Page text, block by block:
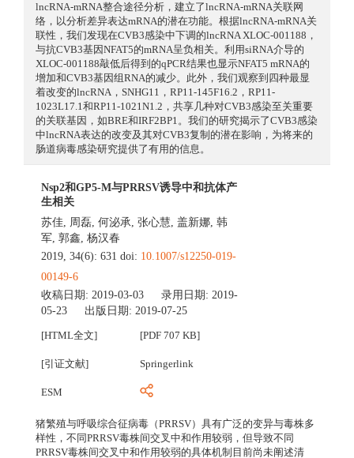
lncRNA-mRNA整合途径分析，建立了lncRNA-mRNA关联网
络，以分析差异表达mRNA的潜在功能。根据lncRNA-mRNA关
联性，我们发现在CVB3感染中下调的lncRNA XLOC-001188，
与抗CVB3基因NFAT5的mRNA呈负相关。利用siRNA介导的
XLOC-001188敲低后得到的qPCR结果也显示NFAT5 mRNA的
增加和CVB3基因组RNA的减少。此外，我们观察到四种最显
着改变的lncRNA，SNHG11，RP11-145F16.2，RP11-
1023L17.1和RP11-1021N1.2，共享几种对CVB3感染至关重要
的关联基因，如BRE和IRF2BP1。我们的研究揭示了CVB3感染
中lncRNA表达的改变及其对CVB3复制的潜在影响，为将来的
肠道病毒感染研究提供了有用的信息。
Nsp2和GP5-M与PRRSV诱导中和抗体产
生相关
苏佳, 周磊,何泌承,张心慧,盖新娜,韩
军,郭鑫,杨汉春
2019, 34(6): 631 doi: 10.1007/s12250-019-
00149-6
收稿日期:2019-03-03 录用日期:2019-
05-23
出版日期:2019-07-25
[HTML全文] [PDF 707 KB]
[引证文献] Springerlink
ESM
猪繁殖与呼吸综合征病毒（PRRSV）具有广泛的变异与毒株多
样性，不同PRRSV毒株间交叉中和作用较弱，但导致不同
PRRSV毒株间交叉中和作用较弱的具体机制目前尚未阐述清